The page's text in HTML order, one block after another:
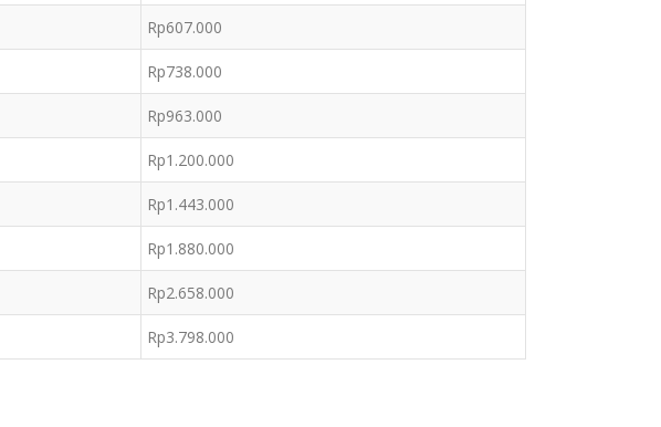
Rp607.000
Rp738.000
Rp963.000
Rp1.200.000
Rp1.443.000
Rp1.880.000
Rp2.658.000
Rp3.798.000